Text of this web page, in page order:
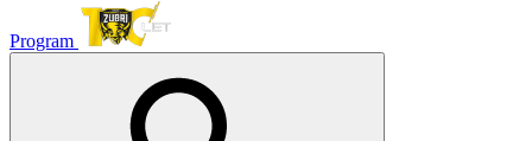
Program